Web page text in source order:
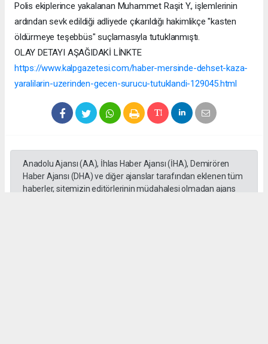
Polis ekiplerince yakalanan Muhammet Raşit Y., işlemlerinin
ardından sevk edildiği adliyede çıkarıldığı hakimlikçe "kasten
öldürmeye teşebbüs" suçlamasıyla tutuklanmıştı.
OLAY DETAYI AŞAĞIDAKİ LİNKTE
https://www.kalpgazetesi.com/haber-mersinde-dehset-kaza-
yaralilarin-uzerinden-gecen-surucu-tutuklandi-129045.html
Anadolu Ajansı (AA), İhlas Haber Ajansı (İHA), Demirören
Haber Ajansı (DHA) ve diğer ajanslar tarafından eklenen tüm
haberler, sitemizin editörlerinin müdahalesi olmadan ajans